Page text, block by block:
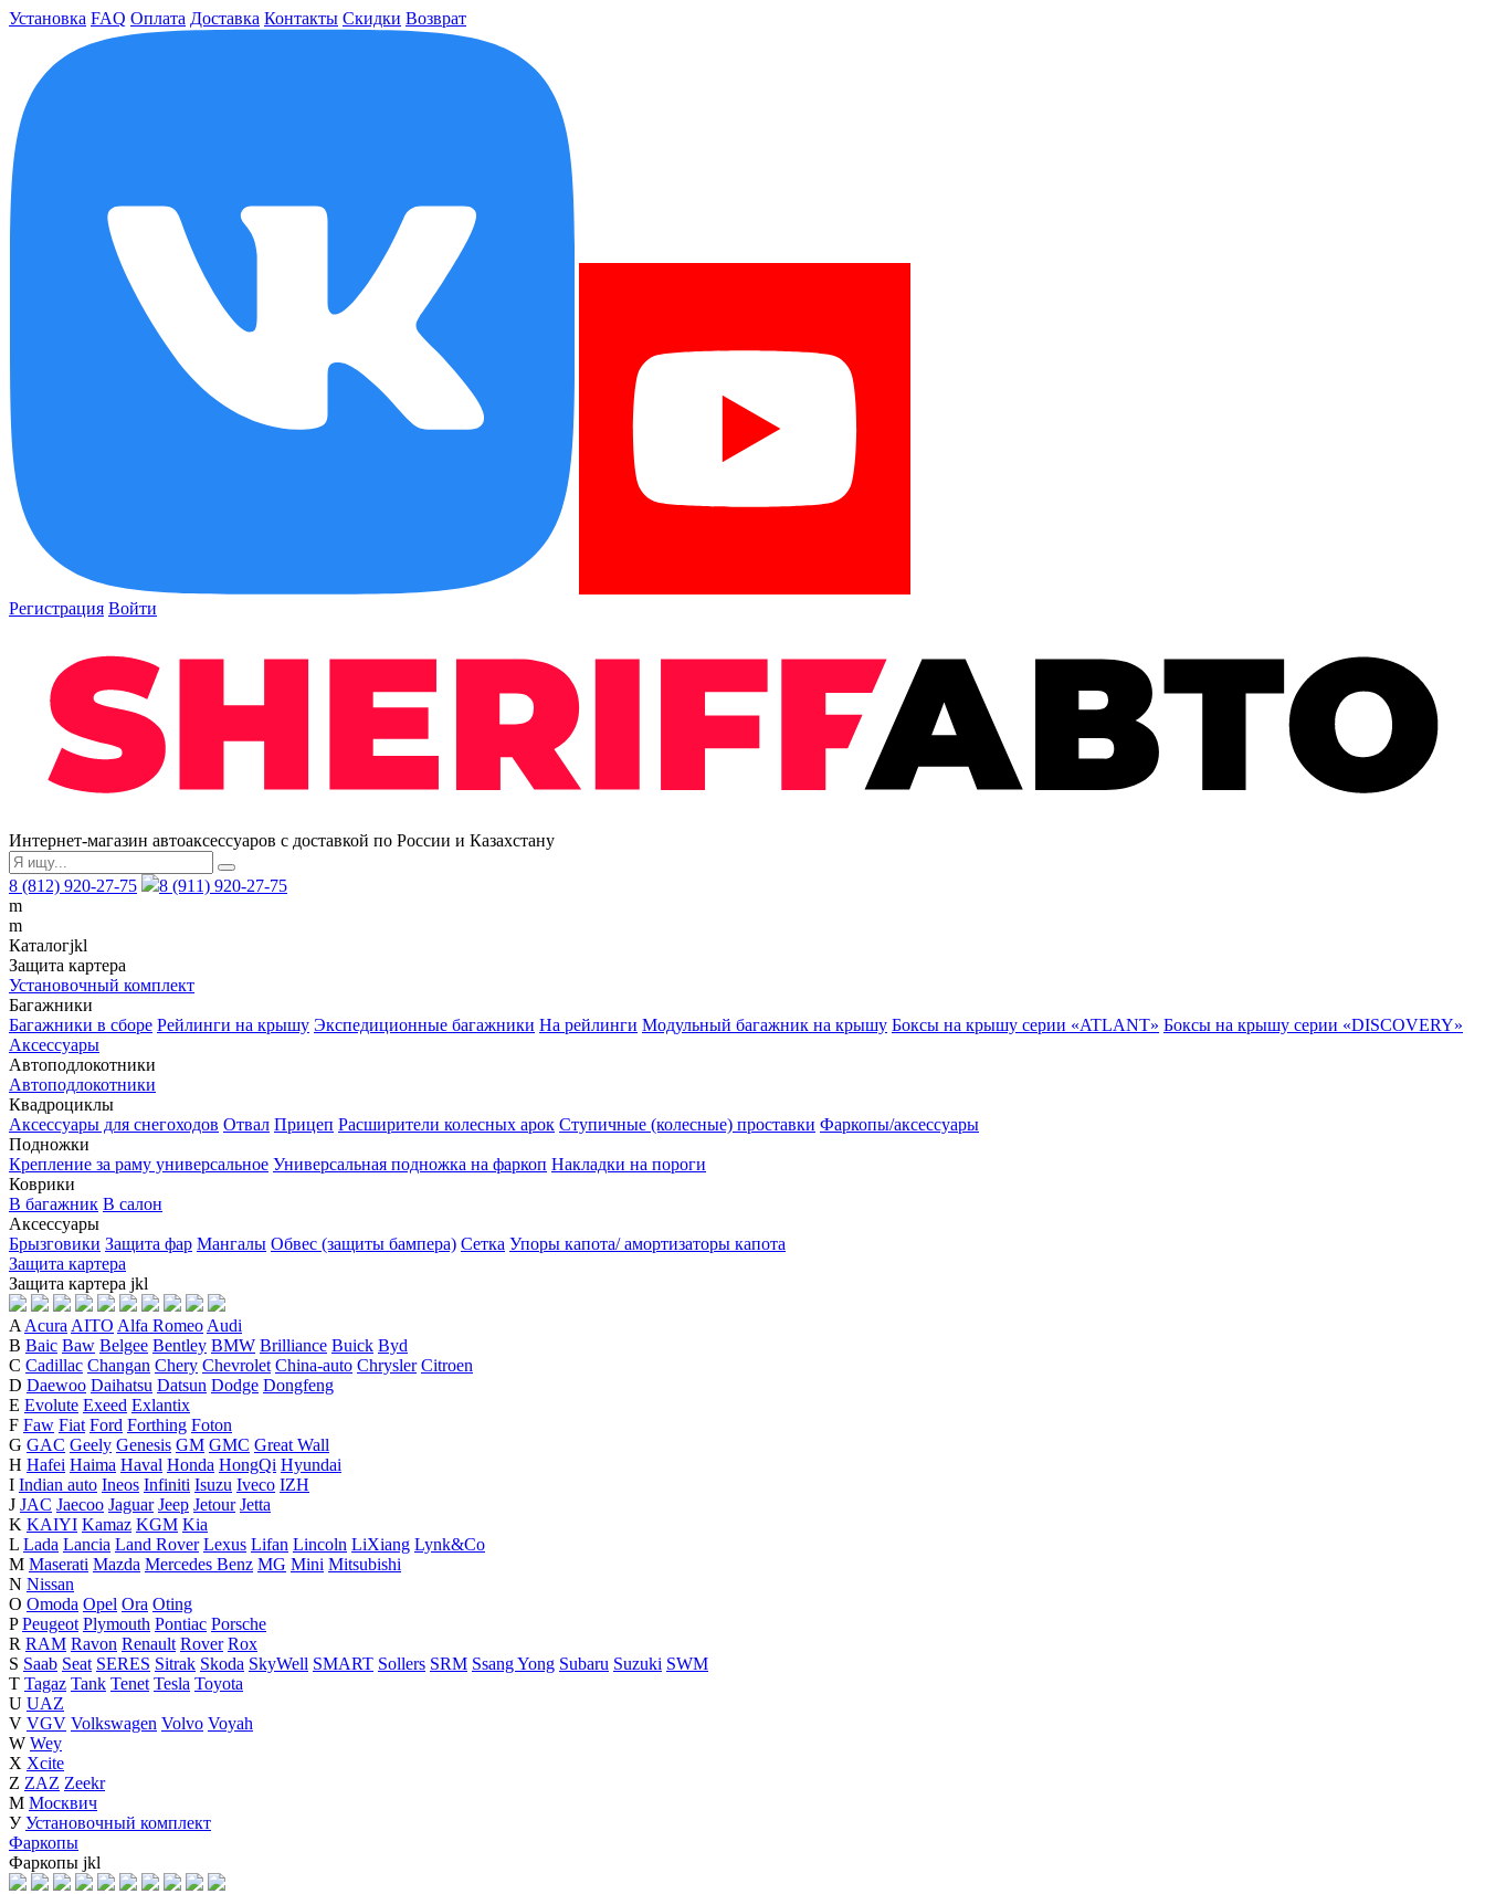
Установка FAQ Оплата Доставка Контакты Скидки Возврат
Регистрация Войти
Интернет-магазин автоаксессуаров с доставкой по России и Казахстану
8 (812) 920-27-75
8 (911) 920-27-75
m
m
Каталогjkl
Защита картера
Установочный комплект
Багажники
Багажники в сборе Рейлинги на крышу Экспедиционные багажники На рейлинги Модульный багажник на крышу Боксы на крышу серии «ATLANT» Боксы на крышу серии «DISCOVERY»
Аксессуары
Автоподлокотники
Автоподлокотники
Квадроциклы
Аксессуары для снегоходов Отвал Прицеп Расширители колесных арок Ступичные (колесные) проставки Фаркопы/аксессуары
Подножки
Крепление за раму универсальное Универсальная подножка на фаркоп Накладки на пороги
Коврики
В багажник В салон
Аксессуары
Брызговики Защита фар Мангалы Обвес (защиты бампера) Сетка Упоры капота/ амортизаторы капота
Защита картера
Защита картера jkl
AAcuraAITO Alfa RomeoAudi
B Baic Baw Belgee Bentley BMW Brilliance Buick Byd
C Cadillac Changan Chery Chevrolet China-auto Chrysler Citroen
D Daewoo Daihatsu Datsun Dodge Dongfeng
E Evolute Exeed Exlantix
F Faw Fiat Ford Forthing Foton
G GAC Geely Genesis GM GMC Great Wall
H Hafei Haima Haval Honda HongQi Hyundai
I Indian auto Ineos Infiniti Isuzu Iveco IZH
J JAC Jaecoo Jaguar Jeep Jetour Jetta
K KAIYI Kamaz KGM Kia
L Lada Lancia Land Rover Lexus Lifan Lincoln LiXiang Lynk&Co
M Maserati Mazda Mercedes Benz MG Mini Mitsubishi
N Nissan
O Omoda Opel Ora Oting
P Peugeot Plymouth Pontiac Porsche
R RAM Ravon Renault Rover Rox
S Saab Seat SERES Sitrak Skoda SkyWell SMART Sollers SRM Ssang Yong Subaru Suzuki SWM
T Tagaz Tank Tenet Tesla Toyota
U UAZ
V VGV Volkswagen Volvo Voyah
W Wey
X Xcite
Z ZAZ Zeekr
М Москвич
У Установочный комплект
Фаркопы
Фаркопы jkl